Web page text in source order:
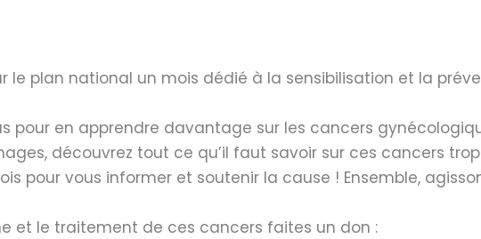
le plan national un mois dédié à la sensibilisation et la
pour en apprendre davantage sur les cancers
découvrez tout ce qu’il faut savoir sur ces cancers
pour vous informer et soutenir la cause ! Ensemble,
et le traitement de ces cancers faites un don :